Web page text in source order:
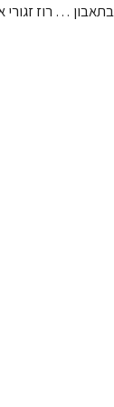
בתאבון … רוז זגורי